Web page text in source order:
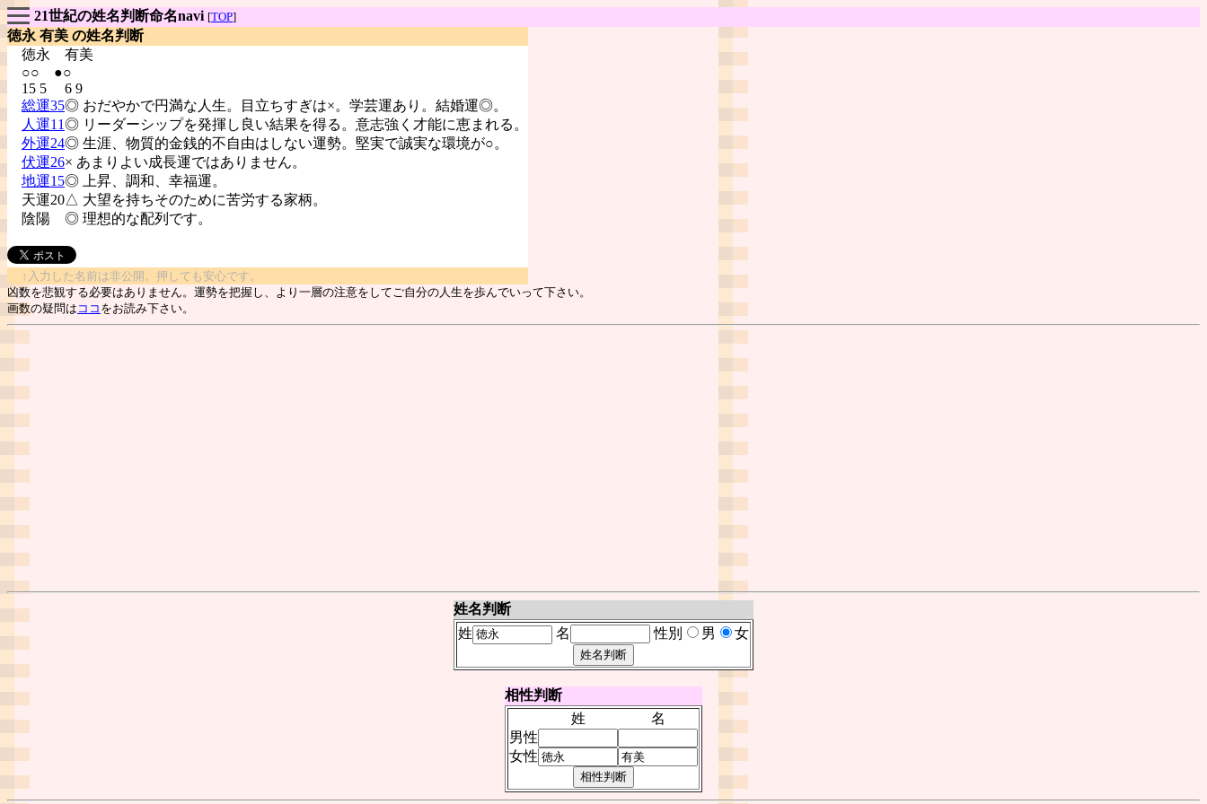
21世紀の姓名判断命名navi [TOP]
徳永 有美 の姓名判断
徳永 有美
○○ ●○
15 5 6 9
総運35◎ おだやかで円満な人生。目立ちすぎは×。学芸運あり。結婚運◎。
人運11◎ リーダーシップを発揮し良い結果を得る。意志強く才能に恵まれる。
外運24◎ 生涯、物質的金銭的不自由はしない運勢。堅実で誠実な環境が○。
伏運26× あまりよい成長運ではありません。
地運15◎ 上昇、調和、幸福運。
天運20△ 大望を持ちそのために苦労する家柄。
陰陽 ◎ 理想的な配列です。
↑入力した名前は非公開。押しても安心です。
凶数を悲観する必要はありません。運勢を把握し、より一層の注意をしてご自分の人生を歩んでいって下さい。
画数の疑問は ココ をお読み下さい。
姓名判断
姓
名 性別 男 女
相性判断
姓
名
男性
女性